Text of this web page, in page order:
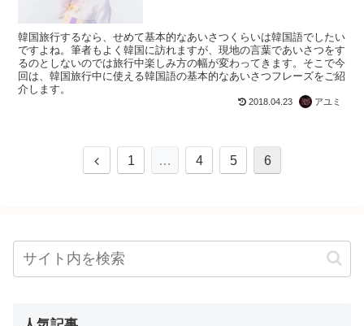
韓国旅行するなら、せめて基本的なあいさつくらいは韓国語でしたい
ですよね。筆者もよく韓国に訪れますが、現地の言葉であいさつをす
るのとしないのでは旅行中楽しみ方の幅が変わってきます。そこで今
回は、韓国旅行中に使える韓国語の基本的なあいさつフレーズをご紹
介します。
2018.04.23 アユミ
1 … 4 5 6